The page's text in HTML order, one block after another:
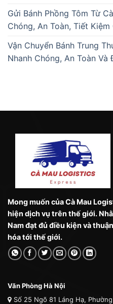
Gửi Bánh Phồng Tôm Từ
Chóng, An Toàn, Tiết
Vận Chuyển Bánh Trung
Nhanh Chóng, An Toàn
Mong muốn của Cà Mau
hiện dịch vụ trên thế giới.
Nam đạt đủ điều kiện và
hóa tới thế giới.
Văn Phòng Hà Nội
Số 25 Ngõ 81 Láng Hạ,